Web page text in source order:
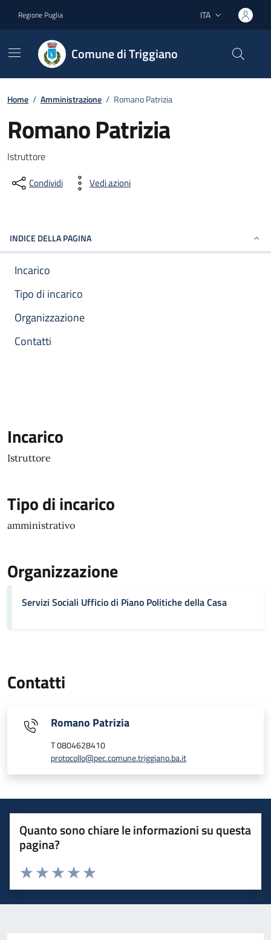
Regione Puglia Lingua attiva:
ITA
Comune di Triggiano
Home / Amministrazione / Romano Patrizia
Romano Patrizia
Dettagli del documento
Istruttore
Condividi Vedi azioni
INDICE DELLA PAGINA
Incarico
Tipo di incarico
Organizzazione
Contatti
Incarico
Istruttore
Tipo di incarico
amministrativo
Organizzazione
Servizi Sociali Ufficio di Piano Politiche della Casa
Contatti
Romano Patrizia
T 0804628410
protocollo@pec.comune.triggiano.ba.it
Quanto sono chiare le informazioni su questa
pagina?
Valuta 5 stelle su 5
Valuta 4 stelle su 5
Valuta 3 stelle su 5
Valuta 2 stelle su 5
Valuta 1 stelle su 5